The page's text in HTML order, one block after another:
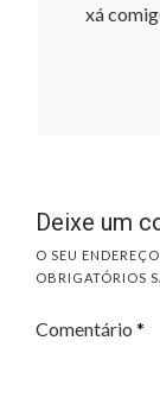
xá
Deixe um
O SEU
OBRIGATÓRIOS
Comentário *